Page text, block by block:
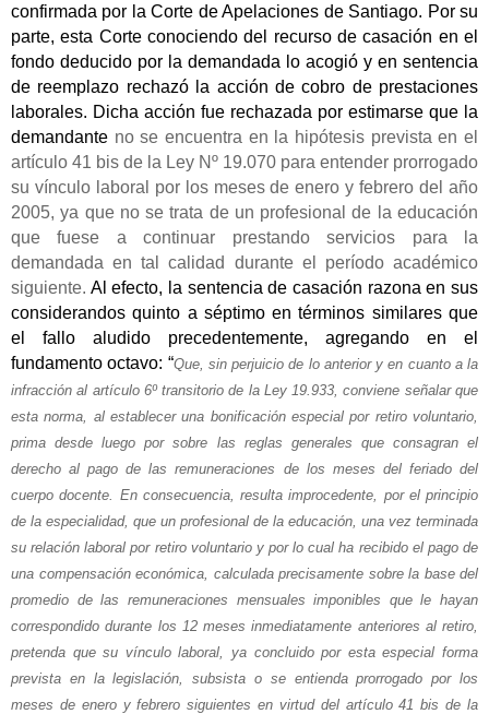
confirmada por la Corte de Apelaciones de Santiago. Por su
parte, esta Corte conociendo del recurso de casación en el
fondo deducido por la demandada lo acogió y en sentencia
de reemplazo rechazó la acción de cobro de prestaciones
laborales. Dicha acción fue rechazada por estimarse que la
demandante no se encuentra en la hipótesis prevista en el
artículo 41 bis de la Ley Nº 19.070 para entender prorrogado
su vínculo laboral por los meses de enero y febrero del año
2005, ya que no se trata de un profesional de la educación
que fuese a continuar prestando servicios para la
demandada en tal calidad durante el período académico
siguiente. Al efecto, la sentencia de casación razona en sus
considerandos quinto a séptimo en términos similares que
el fallo aludido precedentemente, agregando en el
fundamento octavo: “Que, sin perjuicio de lo anterior y en cuanto a la
infracción al artículo 6º transitorio de la Ley 19.933, conviene señalar que
esta norma, al establecer una bonificación especial por retiro voluntario,
prima desde luego por sobre las reglas generales que consagran el
derecho al pago de las remuneraciones de los meses del feriado del
cuerpo docente. En consecuencia, resulta improcedente, por el principio
de la especialidad, que un profesional de la educación, una vez terminada
su relación laboral por retiro voluntario y por lo cual ha recibido el pago de
una compensación económica, calculada precisamente sobre la base del
promedio de las remuneraciones mensuales imponibles que le hayan
correspondido durante los 12 meses inmediatamente anteriores al retiro,
pretenda que su vínculo laboral, ya concluido por esta especial forma
prevista en la legislación, subsista o se entienda prorrogado por los
meses de enero y febrero siguientes en virtud del artículo 41 bis de la